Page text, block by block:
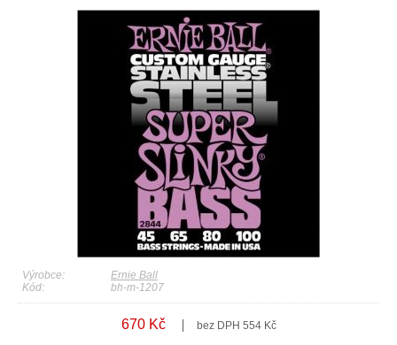
Výrobce:
Ernie Ball
Kód:
bh-m-1207
670 Kč bez DPH 554 Kč